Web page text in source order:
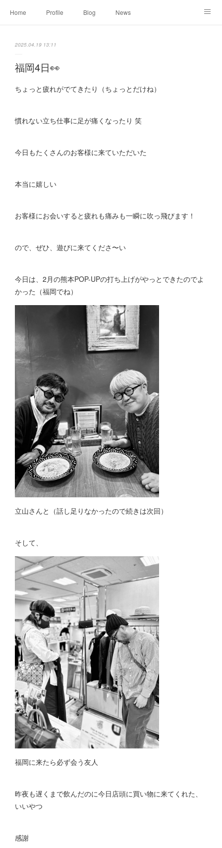
Home Profile Blog News
2025.04.19 13:11
福岡4日👀
ちょっと疲れがでてきたり（ちょっとだけね）
慣れない立ち仕事に足が痛くなったり 笑
今日もたくさんのお客様に来ていただいた
本当に嬉しい
お客様にお会いすると疲れも痛みも一瞬に吹っ飛びます！
ので、ぜひ、遊びに来てくださ〜い
今日は、2月の熊本POP-UPの打ち上げがやっとできたのでよ
かった（福岡でね）
立山さんと（話し足りなかったので続きは次回）
そして、
福岡に来たら必ず会う友人
昨夜も遅くまで飲んだのに今日店頭に買い物に来てくれた、
いいやつ
感謝